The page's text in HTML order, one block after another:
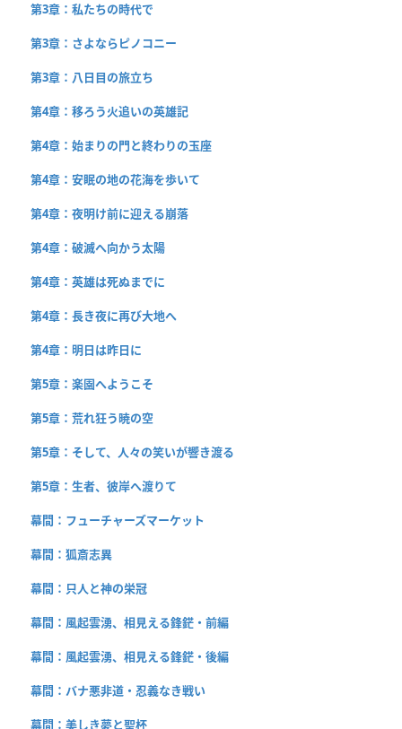
第3章：私たちの時代で
第3章：さよならピノコニー
第3章：八日目の旅立ち
第4章：移ろう火追いの英雄記
第4章：始まりの門と終わりの玉座
第4章：安眠の地の花海を歩いて
第4章：夜明け前に迎える崩落
第4章：破滅へ向かう太陽
第4章：英雄は死ぬまでに
第4章：長き夜に再び大地へ
第4章：明日は昨日に
第5章：楽園へようこそ
第5章：荒れ狂う暁の空
第5章：そして、人々の笑いが響き渡る
第5章：生者、彼岸へ渡りて
幕間：フューチャーズマーケット
幕間：狐斎志異
幕間：只人と神の栄冠
幕間：風起雲湧、相見える鋒鋩・前編
幕間：風起雲湧、相見える鋒鋩・後編
幕間：バナ悪非道・忍義なき戦い
幕間：美しき夢と聖杯